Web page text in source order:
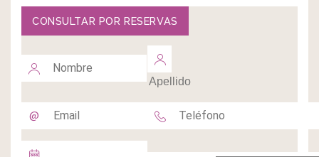
CONSULTAR POR RESERVAS